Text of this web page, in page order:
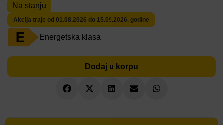
Na stanju
Akcija traje od 01.08.2026 do 15.09.2026. godine
Energetska klasa
Dodaj u korpu